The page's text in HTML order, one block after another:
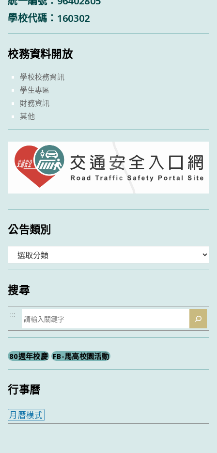
學校代碼：160302
校務資料開放
學校校務資訊
學生專區
財務資訊
其他
公告類別
類
搜尋
搜
尋
:::
80週年校慶 FB-馬高校園活動
行事曆
月曆模式